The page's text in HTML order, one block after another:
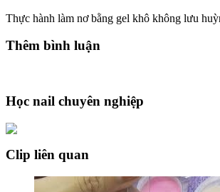
Thực hành làm nơ bằng gel khô không lưu
Thêm bình luận
Học nail chuyên nghiệp
Clip liên quan